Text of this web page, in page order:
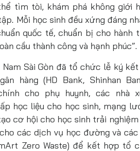
tìm tòi, khám phá không giới
Mỗi học sinh đều xứng đáng
quốc tế, chuẩn bị cho hành
cầu thành công và hạnh phúc”.
Sài Gòn đã tổ chức lễ ký
hàng (HD Bank, Shinhan
cho phụ huynh, các nhà
học liệu cho học sinh, mạng
cơ hội cho học sinh trải
các dịch vụ học đường và
Zero Waste) để kết hợp tổ